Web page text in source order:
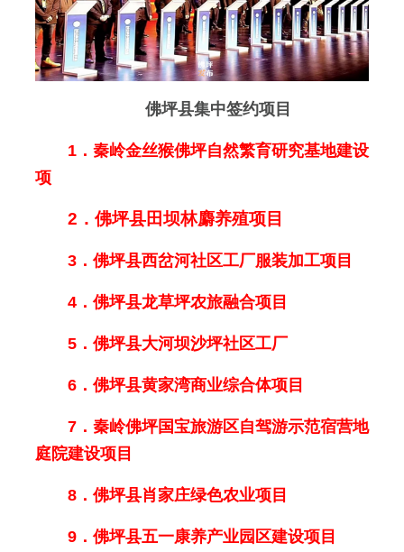
佛坪县集中签约项目
1．秦岭金丝猴佛坪自然繁育研究基地建设
项
2．佛坪县田坝林麝养殖项目
3．佛坪县西岔河社区工厂服装加工项目
4．佛坪县龙草坪农旅融合项目
5．佛坪县大河坝沙坪社区工厂
6．佛坪县黄家湾商业综合体项目
7．秦岭佛坪国宝旅游区自驾游示范宿营地
庭院建设项目
8．佛坪县肖家庄绿色农业项目
9．佛坪县五一康养产业园区建设项目